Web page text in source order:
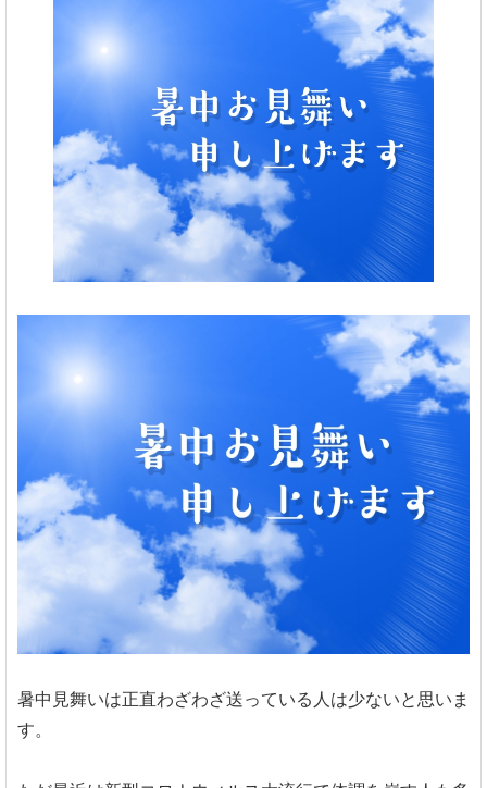
暑中見舞いは正直わざわざ送っている人は少ないと思いま
す。